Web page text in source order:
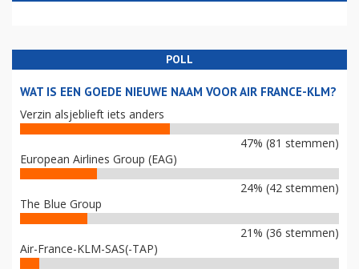
POLL
WAT IS EEN GOEDE NIEUWE NAAM VOOR AIR FRANCE-KLM?
Verzin alsjeblieft iets anders
47% (81 stemmen)
European Airlines Group (EAG)
24% (42 stemmen)
The Blue Group
21% (36 stemmen)
Air-France-KLM-SAS(-TAP)